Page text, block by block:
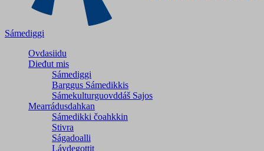
Sámediggi
Ovdasiidu
Dieđut mis
Sámediggi
Barggus Sámedikkis
Sámekulturguovddáš Sajos
Mearrádusdahkan
Sámedikki čoahkkin
Stivra
Ságadoalli
Lávdegottit